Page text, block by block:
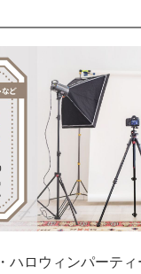
ハロウィンパーテ